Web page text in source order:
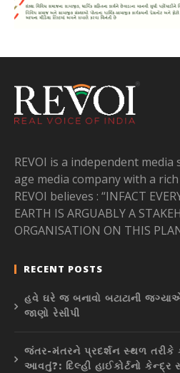
REVOI is a independent
age media company with a
REVOI believes : “INFACT
EARTH IS ARGUABLY A
ORGANISATION ON THIS
RECENT POSTS
હવે ઘરે જ બનાવો બટાટાની
જાણો રેસીપી
જંતર-મંતરને પ્રદર્શન સ્થળ તરીકે
આવતું?: દિલ્હી હાઈકોર્ટનો કેન્દ્ર